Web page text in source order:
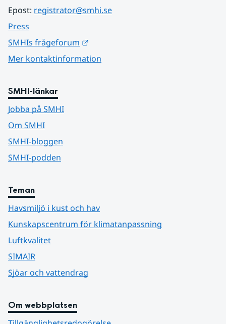
Epost: registrator@smhi.se
Press
SMHIs frågeforum
Mer kontaktinformation
SMHI-länkar
Jobba på SMHI
Om SMHI
SMHI-bloggen
SMHI-podden
Teman
Havsmiljö i kust och hav
Kunskapscentrum för klimatanpassning
Luftkvalitet
SIMAIR
Sjöar och vattendrag
Om webbplatsen